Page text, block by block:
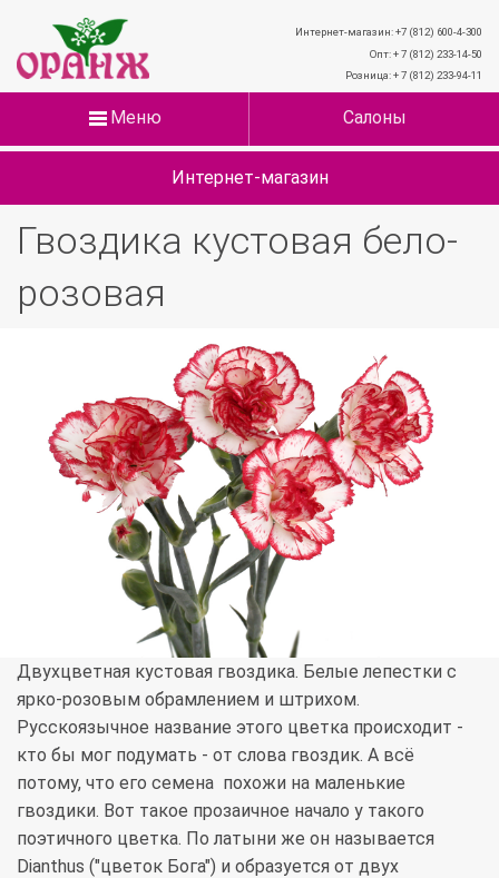
Интернет-магазин: +7 (812) 600-4-300
Опт: + 7 (812) 233-14-50
Розница: + 7 (812) 233-94-11
Меню Салоны
Интернет-магазин
Гвоздика кустовая бело-
розовая
Двухцветная кустовая гвоздика. Белые лепестки с
ярко-розовым обрамлением и штрихом.
Русскоязычное название этого цветка происходит -
кто бы мог подумать - от слова гвоздик. А всё
потому, что его семена похожи на маленькие
гвоздики. Вот такое прозаичное начало у такого
поэтичного цветка. По латыни же он называется
Dianthus ("цветок Бога") и образуется от двух